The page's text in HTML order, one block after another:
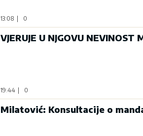
13:08 0
VJERUJE U NJGOVU
19:44 | 0
Milatović: Konsultacije o